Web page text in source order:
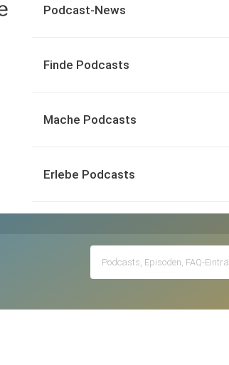
Podcast-News
Finde Podcasts
Mache Podcasts
Erlebe Podcasts